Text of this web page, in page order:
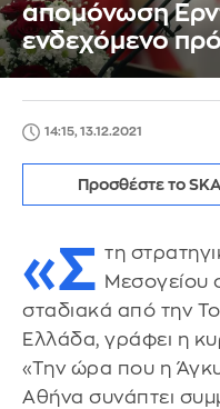
απομόνωση
ενδεχόμενο
14:15, 13.12.2021
Προσθέστε το
«Σ τη
Μεσογείου
σταδιακά από την
Ελλάδα, γράφει η
«Την ώρα που η
Αθήνα συνάπτει